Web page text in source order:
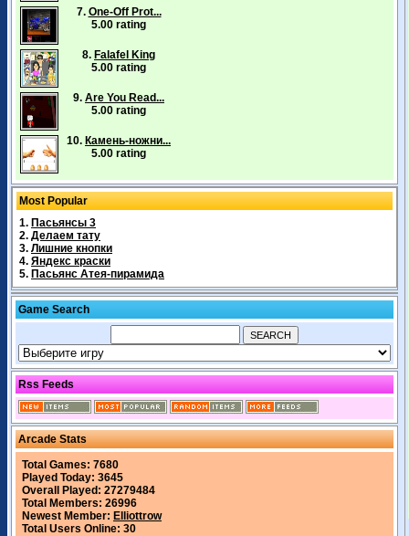
7. One-Off Prot...
5.00 rating
8. Falafel King
5.00 rating
9. Are You Read...
5.00 rating
10. Камень-ножни...
5.00 rating
Most Popular
1. Пасьянсы 3
2. Делаем тату
3. Лишние кнопки
4. Яндекс краски
5. Пасьянс Атея-пирамида
Game Search
Rss Feeds
Arcade Stats
Total Games: 7680
Played Today: 3645
Overall Played: 27279484
Total Members: 26996
Newest Member: Elliottrow
Total Users Online: 30